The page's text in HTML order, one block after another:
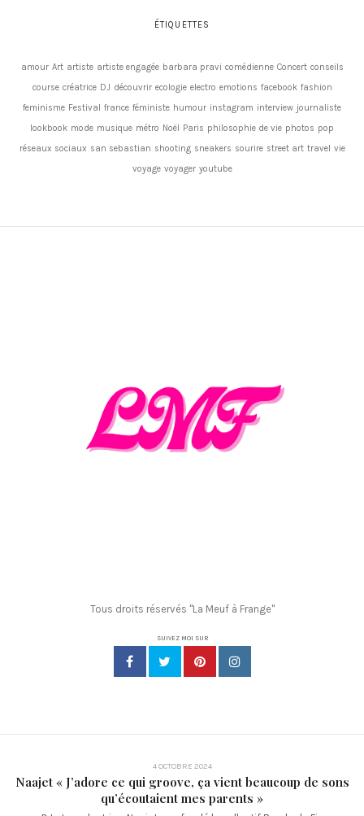
ÉTIQUETTES
amour Art artiste artiste engagée barbara pravi comédienne Concert conseils
course créatrice DJ découvrir ecologie electro emotions facebook fashion
feminisme Festival france féministe humour instagram interview journaliste
lookbook mode musique métro Noël Paris philosophie de vie photos pop
réseaux sociaux san sebastian shooting sneakers sourire street art travel vie
voyage voyager youtube
Tous droits réservés "La Meuf à Frange"
SUIVEZ MOI SUR
4 OCTOBRE 2024
Naajet « J’adore ce qui groove, ça vient beaucoup de sons
qu’écoutaient mes parents »